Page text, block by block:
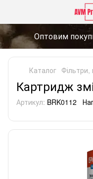
Оптовим
Каталог Фільтри,
Картридж
Артикул: BRK0112